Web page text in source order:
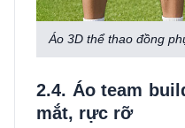
Áo 3D thể thao đồng
2.4. Áo team
mắt, rực rỡ